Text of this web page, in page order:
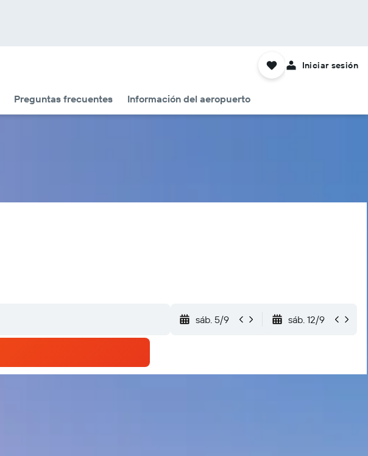
Preguntas frecuentes Información del aeropuerto
Iniciar sesión
sáb. 5/9 sáb. 12/9